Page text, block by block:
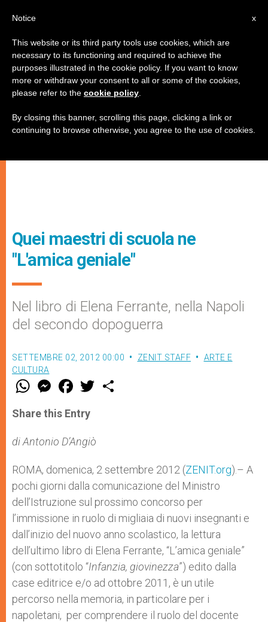
Quei maestri di scuola ne
"L'amica geniale"
Nel libro di Elena Ferrante, nella Napoli
del secondo dopoguerra
SETTEMBRE 02, 2012 00:00 ZENIT STAFF
ARTE E
CULTURA
W
t
s
p
p
M
e
s
e
g
e
F
a
e
b
o
k
w
Share this Entry
di Antonio D’Angiò
ROMA, domenica, 2 settembre 2012 (ZENIT.org).– A
pochi giorni dalla comunicazione del Ministro
dell’Istruzione sul prossimo concorso per
l’immissione in ruolo di migliaia di nuovi insegnanti e
dall’inizio del nuovo anno scolastico, la lettura
dell’ultimo libro di Elena Ferrante, “L’amica geniale”
(con sottotitolo “Infanzia, giovinezza”) edito dalla
case editrice e/o ad ottobre 2011, è un utile
percorso nella memoria, in particolare per i
napoletani, per comprendere il ruolo del docente
x
Notice
This website or its third party tools use cookies, which are
necessary to its functioning and required to achieve the
purposes illustrated in the cookie policy. If you want to know
more or withdraw your consent to all or some of the cookies,
please refer to the cookie policy
By closing this banner, scrolling this page, clicking a link or
continuing to browse otherwise, you agree to the use of cookies.